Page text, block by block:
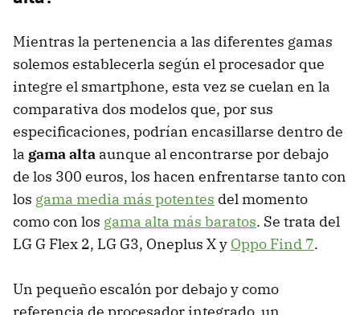
Mientras la pertenencia a las diferentes gamas
solemos establecerla según el procesador que
integre el smartphone, esta vez se cuelan en la
comparativa dos modelos que, por sus
especificaciones, podrían encasillarse dentro de
la gama alta aunque al encontrarse por debajo
de los 300 euros, los hacen enfrentarse tanto con
los gama media más potentes del momento
como con los gama alta más baratos. Se trata del
LG G Flex 2, LG G3, Oneplus X y Oppo Find 7.
Un pequeño escalón por debajo y como
referencia de procesador integrado, un